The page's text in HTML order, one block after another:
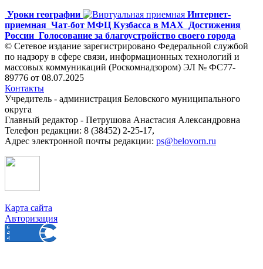
Уроки географии
Интернет-
приемная Чат-бот МФЦ Кузбасса в MAX
Достижения
России Голосование за благоустройство своего города
© Сетевое издание зарегистрировано Федеральной службой
по надзору в сфере связи, информационных технологий и
массовых коммуникаций (Роскомнадзором) ЭЛ № ФС77-
89776 от 08.07.2025
Контакты
Учредитель - администрация Беловского муниципального
округа
Главный редактор - Петрушова Анастасия Александровна
Телефон редакции: 8 (38452) 2-25-17,
Адрес электронной почты редакции: ps@belovorn.ru
Карта сайта
Авторизация